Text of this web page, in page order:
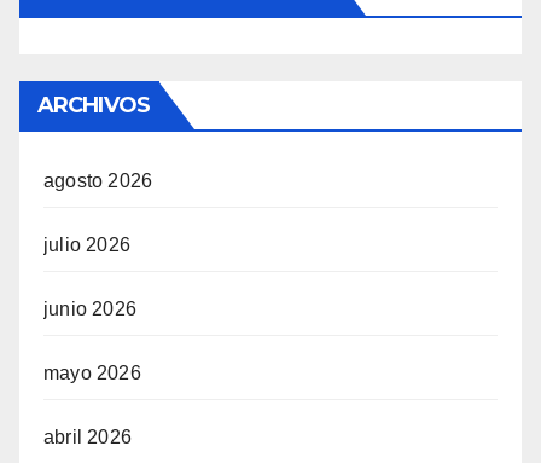
ARCHIVOS
agosto 2026
julio 2026
junio 2026
mayo 2026
abril 2026